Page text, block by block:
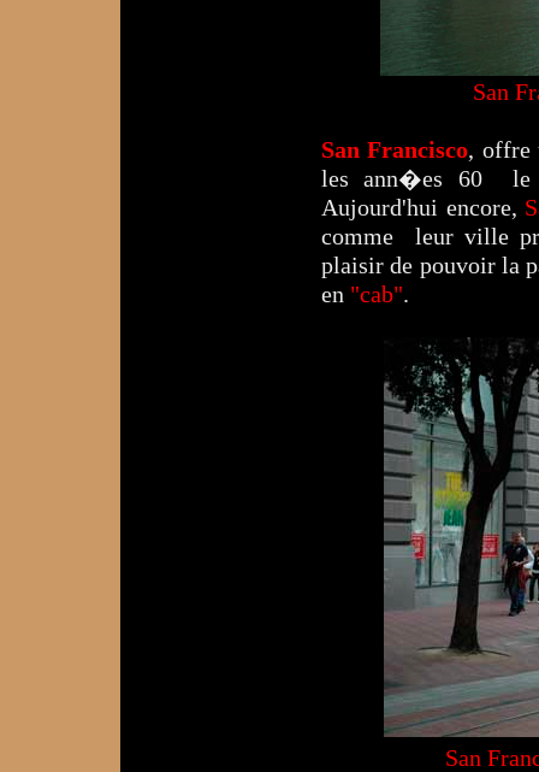
San
San Francisco, offre
les ann�es 60 le
Aujourd'hui encore,
comme leur ville
plaisir de pouvoir la
en "cab".
San